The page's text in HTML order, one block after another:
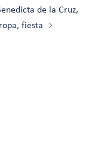
de la Cruz,
fiesta